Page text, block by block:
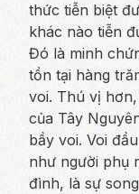
thức tiễn biệt
khác nào tiễn
Đó là minh
tồn tại hàng
voi. Thú vị
của Tây
bầy voi. Voi
như người phụ
đình, là sự